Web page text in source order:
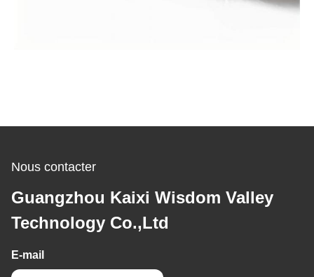
Nous contacter
Guangzhou Kaixi Wisdom Valley
Technology Co.,Ltd
E-mail